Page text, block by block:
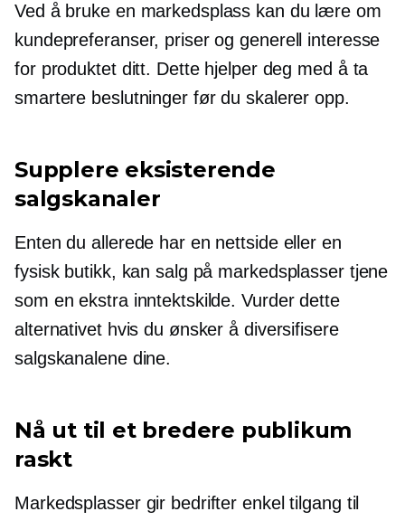
Ved å bruke en markedsplass kan du lære om
kundepreferanser, priser og generell interesse
for produktet ditt. Dette hjelper deg med å ta
smartere beslutninger før du skalerer opp.
Supplere eksisterende
salgskanaler
Enten du allerede har en nettside eller en
fysisk butikk, kan salg på markedsplasser tjene
som en ekstra inntektskilde. Vurder dette
alternativet hvis du ønsker å diversifisere
salgskanalene dine.
Nå ut til et bredere publikum
raskt
Markedsplasser gir bedrifter enkel tilgang til